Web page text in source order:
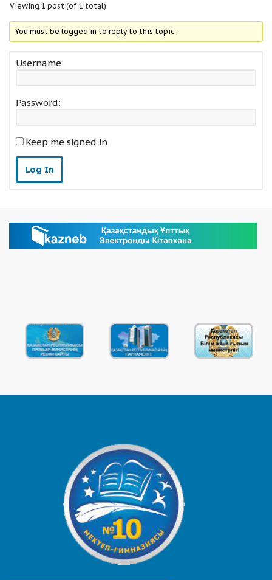
Viewing 1 post (of 1 total)
You must be logged in to reply to this topic.
Username:
Password:
Keep me signed in
Log In